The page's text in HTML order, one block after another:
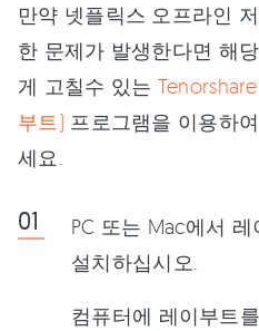
만약 넷플릭스 오프라인
한 문제가 발생한다면 해
게 고칠수 있는
부트) 프로그램을 이용하
세요.
PC 또는 Mac에서
설치하십시오.
컴퓨터에 레이부트